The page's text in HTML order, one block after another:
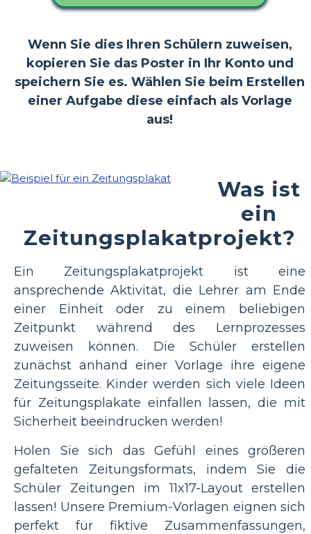
Wenn Sie dies Ihren Schülern zuweisen,
kopieren Sie das Poster in Ihr Konto und
speichern Sie es. Wählen Sie beim Erstellen
einer Aufgabe diese einfach als Vorlage
aus!
Was ist
ein
Zeitungsplakatprojekt?
Ein Zeitungsplakatprojekt ist eine
ansprechende Aktivität, die Lehrer am Ende
einer Einheit oder zu einem beliebigen
Zeitpunkt während des Lernprozesses
zuweisen können. Die Schüler erstellen
zunächst anhand einer Vorlage ihre eigene
Zeitungsseite. Kinder werden sich viele Ideen
für Zeitungsplakate einfallen lassen, die mit
Sicherheit beeindrucken werden!
Holen Sie sich das Gefühl eines größeren
gefalteten Zeitungsformats, indem Sie die
Schüler Zeitungen im 11x17-Layout erstellen
lassen! Unsere Premium-Vorlagen eignen sich
perfekt für fiktive Zusammenfassungen,